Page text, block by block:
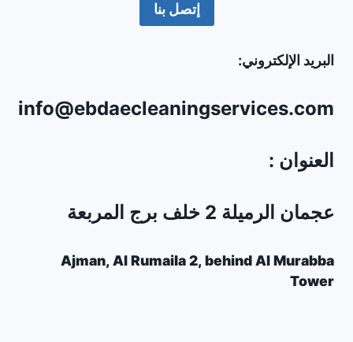
إتصل بنا
البريد الإلكتروني:
info@ebdaecleaningservices.com
العنوان :
عجمان الرميلة 2 خلف برج المربعة
Ajman, Al Rumaila 2, behind Al Murabba
Tower